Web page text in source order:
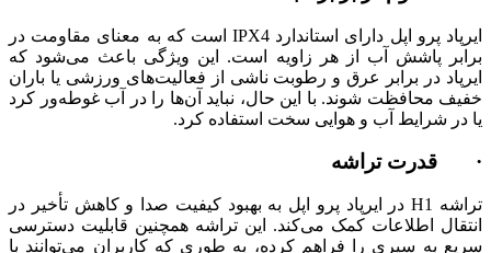
ایرپاد پرو اپل دارای استاندارد IPX4 است که به معنای مقاومت در
برابر پاشش آب از هر زاویه است. این ویژگی باعث می‌شود که
ایرپاد در برابر عرق و رطوبت ناشی از فعالیت‌های ورزشی یا باران
خفیف محافظت شوند. با این حال، نباید آن‌ها را در آب غوطه‌ور کرد
یا در شرایط آب و هوایی سخت استفاده کرد.
· قدرت تراشه
تراشه H1 در ایرپاد پرو اپل به بهبود کیفیت صدا و کاهش تأخیر در
انتقال اطلاعات کمک می‌کند. این تراشه همچنین قابلیت دسترسی
سریع به سیری را فراهم کرده، به طوری که کاربران می‌توانند با